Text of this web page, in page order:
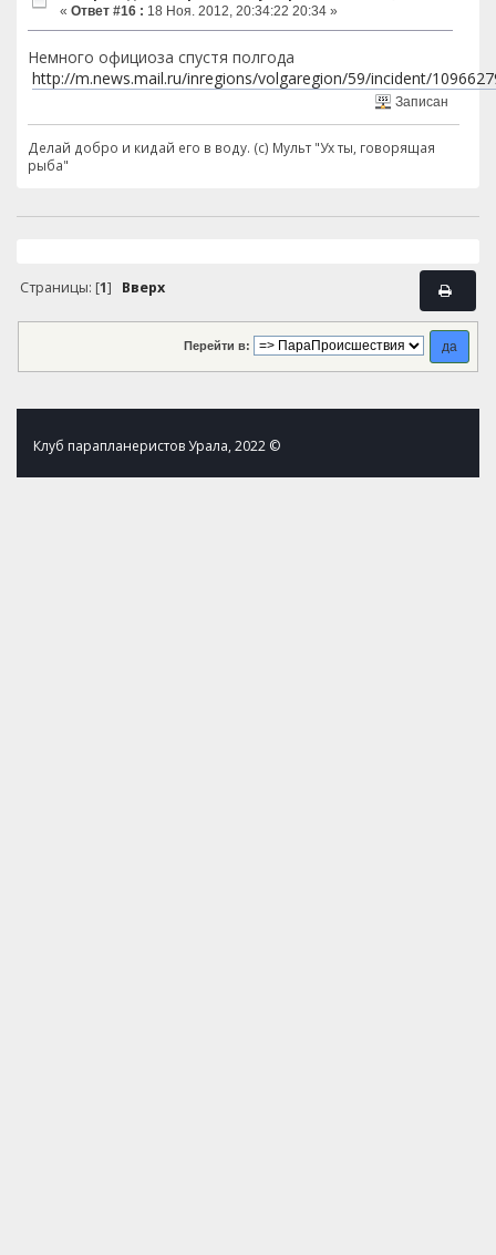
« Ответ #16 : 18 Ноя. 2012, 20:34:22 20:34 »
Немного официоза спустя полгода
http://m.news.mail.ru/inregions/volgaregion/59/incident/
Записан
Делай добро и кидай его в воду. (с) Мульт "Ух ты, говорящая
рыба"
Страницы: [1] Вверх
Перейти в:
Клуб парапланеристов Урала, 2022 ©